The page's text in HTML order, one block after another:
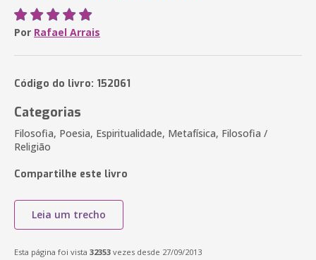
Por Rafael Arrais
Código do livro: 152061
Categorias
Filosofia, Poesia, Espiritualidade, Metafísica, Filosofia /
Religião
Compartilhe este livro
Leia um trecho
Esta página foi vista 32353 vezes desde 27/09/2013